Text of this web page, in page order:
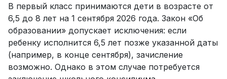
В первый класс принимаются дети в возрасте от
6,5 до 8 лет на 1 сентября 2026 года. Закон «Об
образовании» допускает исключения: если
ребенку исполнится 6,5 лет позже указанной даты
(например, в конце сентября), зачисление
возможно. Однако в этом случае потребуется